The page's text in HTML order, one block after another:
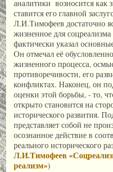
аналитики возносится как
ставится его главной
Л.И.Тимофеев достаточно
жизненное для
фактически указал
Он отмечал её
жизненного процесса,
противоречивости, его
конфликтах. Наконец, он
оценки этой борьбы, - то,
открыто становится на
исторического развития.
представляет собой не
осознанное действие в
реального исторического
Л.И.Тимофеев
реализм»)